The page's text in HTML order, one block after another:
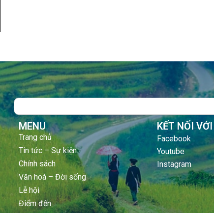
Search
MENU
Trang chủ
Tin tức – Sự kiện
Chính sách
Văn hoá – Đời sống
Lễ hội
Điểm đến
KẾT NỐI
Facebook
Youtube
Instagram